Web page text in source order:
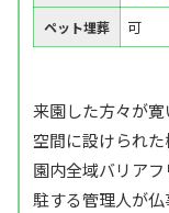
ペット埋葬 可
来園した方々が
空間に設けられた
園内全域バリア
駐する管理人が仏